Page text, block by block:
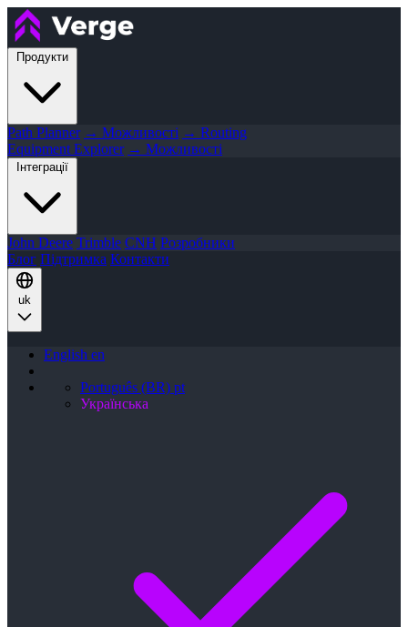
Продукти
Path Planner → Можливості → Routing
Equipment Explorer → Можливості
Інтеграції
John Deere Trimble CNH Розробники
Блог Підтримка Контакти
uk
English en
Português (BR) pt
Українська